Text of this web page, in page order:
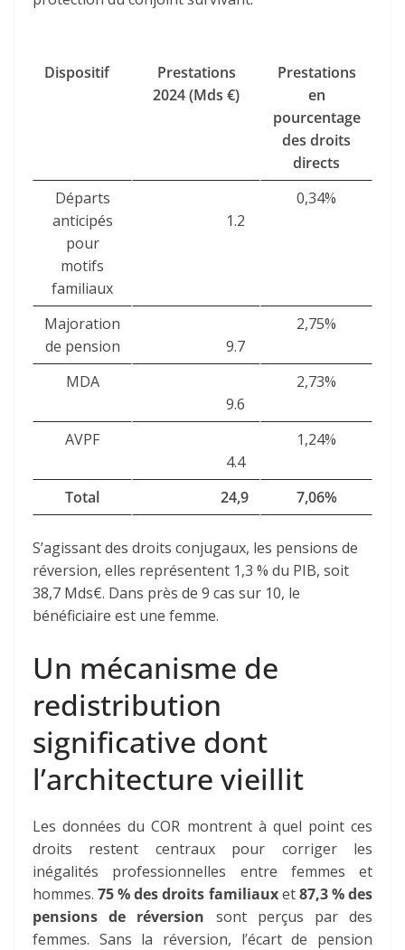
Dispositif
Prestations
2024 (Mds €)
Prestations
en
pourcentage
des droits
directs
Départs
anticipés
pour
motifs
familiaux
1.2
0,34%
Majoration
de pension
9.7
2,75%
MDA
9.6
2,73%
AVPF
4.4
1,24%
Total 24,9 7,06%
S’agissant des droits conjugaux, les pensions de
réversion, elles représentent 1,3 % du PIB, soit
38,7 Mds€. Dans près de 9 cas sur 10, le
bénéficiaire est une femme.
Un mécanisme de
redistribution
significative dont
l’architecture vieillit
Les données du COR montrent à quel point ces
droits restent centraux pour corriger les
inégalités professionnelles entre femmes et
hommes.75 % des droits familiauxet87,3 % des
pensions de réversion sont perçus par des
femmes. Sans la réversion, l’écart de pension